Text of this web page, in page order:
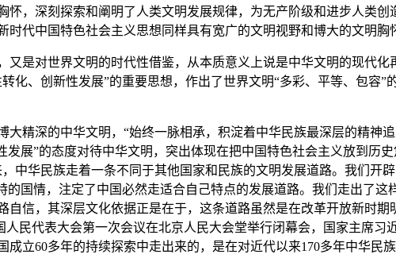
，深刻探索和阐明了人类文明发展规律，为无产阶级和进步人类
时代中国特色社会主义思想同样具有宽广的文明视野和博大的文明胸
对世界文明的时代性借鉴，从本质意义上说是中华文明的现代化
化、创新性发展”的重要思想，作出了世界文明“多彩、平等、包容
精深的中华文明，“始终一脉相承，积淀着中华民族最深层的精神
发展”的态度对待中华文明，突出体现在把中国特色社会主义放到历
中华民族走着一条不同于其他国家和民族的文明发展道路。我们开
国情，注定了中国必然走适合自己特点的发展道路。我们走出了
信，其深层文化依据正是在于，这条道路虽然是在改革开放新时
民代表大会第一次会议在北京人民大会堂举行闭幕会，国家主席
立60多年的持续探索中走出来的，是在对近代以来170多年中华民